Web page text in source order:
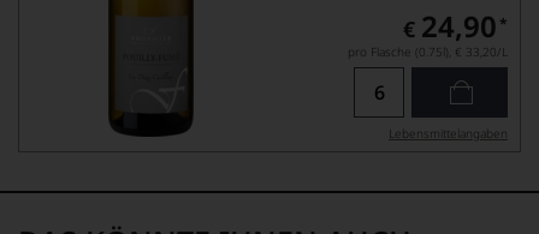
€ 24,90 *
pro Flasche (0.75l), € 33,20/L
Lebensmittel­angaben